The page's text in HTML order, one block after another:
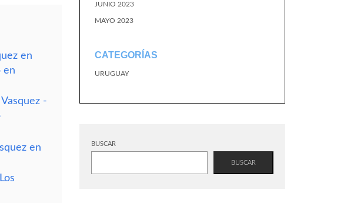
en
en
-
en
JUNIO 2023
MAYO 2023
CATEGORÍAS
URUGUAY
BUSCAR
BUSCAR